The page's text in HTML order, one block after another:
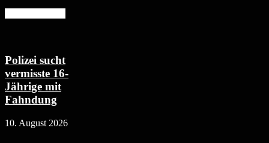
Polizei sucht
vermisste 16-
Jährige mit
Fahndung
10. August 2026